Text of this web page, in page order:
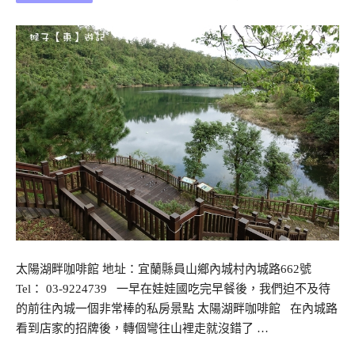
太陽湖畔咖啡館 地址：宜蘭縣員山鄉內城村內城路662號
Tel： 03-9224739 一早在娃娃國吃完早餐後，我們迫不及待
的前往內城一個非常棒的私房景點 太陽湖畔咖啡館 在內城路
看到店家的招牌後，轉個彎往山裡走就沒錯了 …